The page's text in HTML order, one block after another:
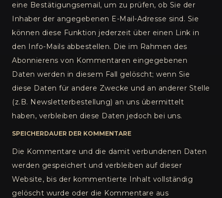
eine Bestätigungsemail, um zu prüfen, ob Sie der
Inhaber der angegebenen E-Mail-Adresse sind. Sie
können diese Funktion jederzeit über einen Link in
den Info-Mails abbestellen. Die im Rahmen des
Abonnierens von Kommentaren eingegebenen
Daten werden in diesem Fall gelöscht; wenn Sie
diese Daten für andere Zwecke und an anderer Stelle
(z.B. Newsletterbestellung) an uns übermittelt
haben, verbleiben diese Daten jedoch bei uns.
SPEICHERDAUER DER KOMMENTARE
Die Kommentare und die damit verbundenen Daten
werden gespeichert und verbleiben auf dieser
Website, bis der kommentierte Inhalt vollständig
gelöscht wurde oder die Kommentare aus